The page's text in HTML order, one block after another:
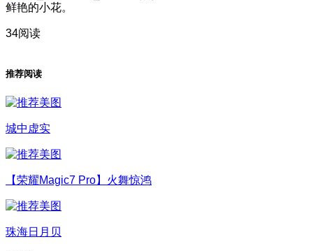
鲜艳的小花。
34阅读
推荐阅读
城中虚实
【荣耀Magic7 Pro】火舞惊鸿
珠海日月贝